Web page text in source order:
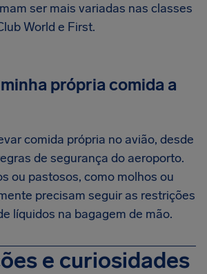
ser mais variadas nas classes
World e First.
própria comida a
comida própria no avião, desde
de segurança do aeroporto.
ou pastosos, como molhos ou
precisam seguir as restrições
líquidos na bagagem de mão.
e curiosidades